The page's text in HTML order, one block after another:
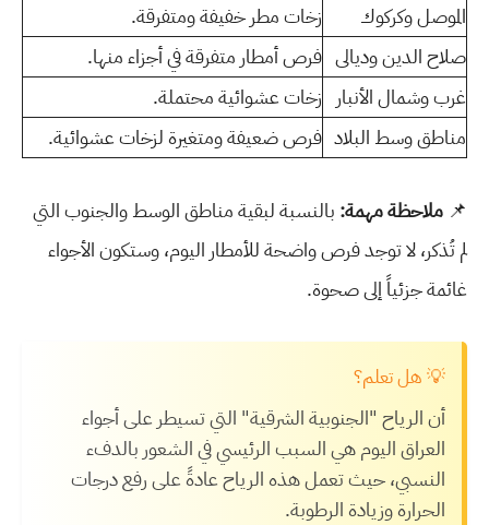
الموصل وكركوك
زخات مطر خفيفة ومتفرقة.
صلاح الدين وديالى فرص أمطار متفرقة في أجزاء منها.
غرب وشمال الأنبار زخات عشوائية محتملة.
مناطق وسط البلاد فرص ضعيفة ومتغيرة لزخات عشوائية.
📌 ملاحظة مهمة: بالنسبة لبقية مناطق الوسط والجنوب التي
لم تُذكر، لا توجد فرص واضحة للأمطار اليوم، وستكون الأجواء
غائمة جزئياً إلى صحوة.
💡 هل تعلم؟
أن الرياح "الجنوبية الشرقية" التي تسيطر على أجواء
العراق اليوم هي السبب الرئيسي في الشعور بالدفء
النسبي، حيث تعمل هذه الرياح عادةً على رفع درجات
الحرارة وزيادة الرطوبة.